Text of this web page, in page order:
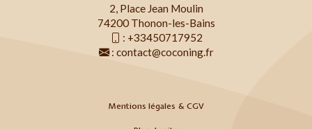
2, Place Jean Moulin
74200 Thonon-les-Bains
: +33450717952
: contact@coconing.fr
Mentions légales & CGV